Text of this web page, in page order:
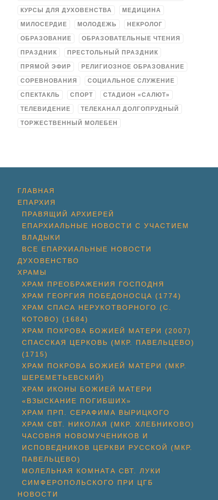
КУРСЫ ДЛЯ ДУХОВЕНСТВА МЕДИЦИНА
МИЛОСЕРДИЕ МОЛОДЕЖЬ НЕКРОЛОГ
ОБРАЗОВАНИЕ ОБРАЗОВАТЕЛЬНЫЕ ЧТЕНИЯ
ПРАЗДНИК ПРЕСТОЛЬНЫЙ ПРАЗДНИК
ПРЯМОЙ ЭФИР РЕЛИГИОЗНОЕ ОБРАЗОВАНИЕ
СОРЕВНОВАНИЯ СОЦИАЛЬНОЕ СЛУЖЕНИЕ
СПЕКТАКЛЬ СПОРТ СТАДИОН «САЛЮТ»
ТЕЛЕВИДЕНИЕ ТЕЛЕКАНАЛ ДОЛГОПРУДНЫЙ
ТОРЖЕСТВЕННЫЙ МОЛЕБЕН
ГЛАВНАЯ
ЕПАРХИЯ
ПРАВЯЩИЙ АРХИЕРЕЙ
ЕПАРХИАЛЬНЫЕ НОВОСТИ С УЧАСТИЕМ
ВЛАДЫКИ
ВСЕ ЕПАРХИАЛЬНЫЕ НОВОСТИ
ДУХОВЕНСТВО
ХРАМЫ
ХРАМ ПРЕОБРАЖЕНИЯ ГОСПОДНЯ
ХРАМ ГЕОРГИЯ ПОБЕДОНОСЦА (1774)
ХРАМ СПАСА НЕРУКОТВОРНОГО (С.
КОТОВО) (1684)
ХРАМ ПОКРОВА БОЖИЕЙ МАТЕРИ (2007)
СПАССКАЯ ЦЕРКОВЬ (МКР. ПАВЕЛЬЦЕВО)
(1715)
ХРАМ ПОКРОВА БОЖИЕЙ МАТЕРИ (МКР.
ШЕРЕМЕТЬЕВСКИЙ)
ХРАМ ИКОНЫ БОЖИЕЙ МАТЕРИ
«ВЗЫСКАНИЕ ПОГИБШИХ»
ХРАМ ПРП. СЕРАФИМА ВЫРИЦКОГО
ХРАМ СВТ. НИКОЛАЯ (МКР. ХЛЕБНИКОВО)
ЧАСОВНЯ НОВОМУЧЕНИКОВ И
ИСПОВЕДНИКОВ ЦЕРКВИ РУССКОЙ (МКР.
ПАВЕЛЬЦЕВО)
МОЛЕЛЬНАЯ КОМНАТА СВТ. ЛУКИ
СИМФЕРОПОЛЬСКОГО ПРИ ЦГБ
НОВОСТИ